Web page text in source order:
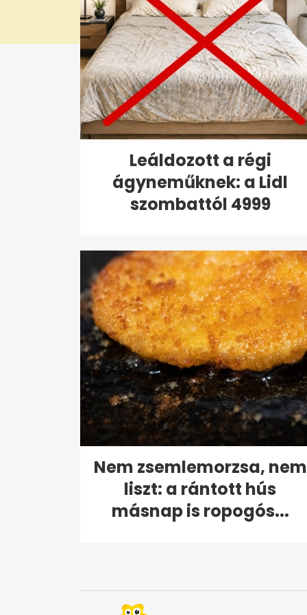
Leáldozott a régi
ágyneműknek: a Lidl
szombattól 4999
Nem zsemlemorzsa, nem
liszt: a rántott hús
másnap is ropogós...